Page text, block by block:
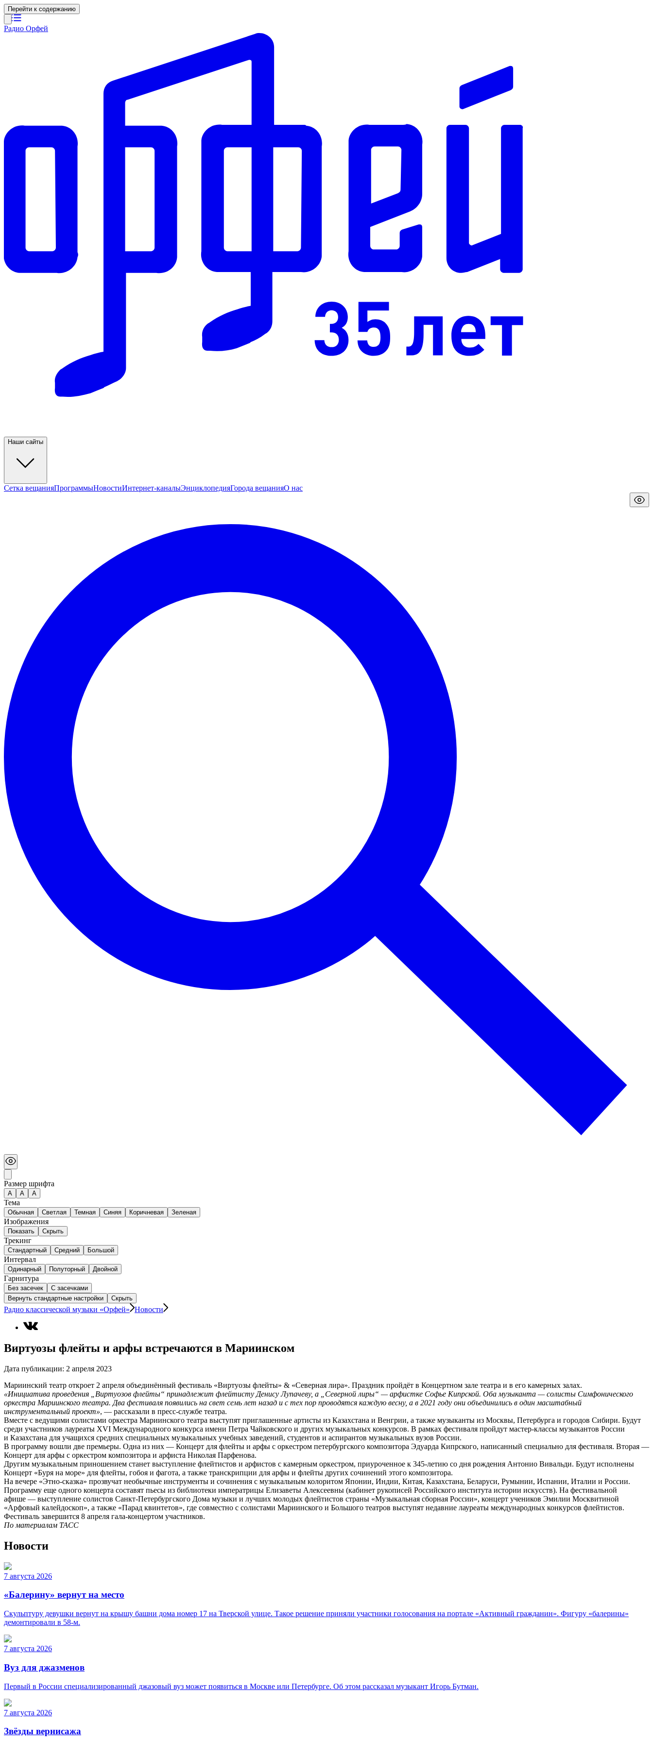
Перейти к содержанию
Радио Орфей
Наши сайты
Сетка вещанияПрограммыНовостиИнтернет-каналыЭнциклопедияГорода вещанияО нас
Размер шрифта
А A A
Тема
Обычная Светлая Темная Синяя Коричневая Зеленая
Изображения
Показать Скрыть
Трекинг
Стандартный Средний Большой
Интервал
Одинарный Полуторный Двойной
Гарнитура
Без засечек
С засечками
Вернуть стандартные настройки
Скрыть
Радио классической музыки «Орфей» Новости
Виртуозы флейты и арфы встречаются в Мариинском
Дата публикации: 2 апреля 2023
Мариинский театр откроет 2 апреля объединённый фестиваль «Виртуозы флейты» & «Северная лира». Праздник пройдёт в Концертном зале театра и в его камерных залах.
«Инициатива проведения „Виртуозов флейты“ принадлежит флейтисту Денису Лупачеву, а „Северной лиры“ — арфистке Софье Кипрской. Оба музыканта — солисты Симфонического
оркестра Мариинского театра. Два фестиваля появились на свет семь лет назад и с тех пор проводятся каждую весну, а в 2021 году они объединились в один масштабный
инструментальный проект», — рассказали в пресс-службе театра.
Вместе с ведущими солистами оркестра Мариинского театра выступят приглашенные артисты из Казахстана и Венгрии, а также музыканты из Москвы, Петербурга и городов Сибири. Будут
среди участников лауреаты XVI Международного конкурса имени Петра Чайковского и других музыкальных конкурсов. В рамках фестиваля пройдут мастер-классы музыкантов России
и Казахстана для учащихся средних специальных музыкальных учебных заведений, студентов и аспирантов музыкальных вузов России.
В программу вошли две премьеры. Одна из них — Концерт для флейты и арфы с оркестром петербургского композитора Эдуарда Кипрского, написанный специально для фестиваля. Вторая —
Концерт для арфы с оркестром композитора и арфиста Николая Парфенова.
Другим музыкальным приношением станет выступление флейтистов и арфистов с камерным оркестром, приуроченное к 345-летию со дня рождения Антонио Вивальди. Будут исполнены
Концерт «Буря на море» для флейты, гобоя и фагота, а также транскрипции для арфы и флейты других сочинений этого композитора.
На вечере «Этно-сказка» прозвучат необычные инструменты и сочинения с музыкальным колоритом Японии, Индии, Китая, Казахстана, Беларуси, Румынии, Испании, Италии и России.
Программу еще одного концерта составят пьесы из библиотеки императрицы Елизаветы Алексеевны (кабинет рукописей Российского института истории искусств). На фестивальной
афише — выступление солистов Санкт-Петербургского Дома музыки и лучших молодых флейтистов страны «Музыкальная сборная России», концерт учеников Эмилии Москвитиной
«Арфовый калейдоскоп», а также «Парад квинтетов», где совместно с солистами Мариинского и Большого театров выступят недавние лауреаты международных конкурсов флейтистов.
Фестиваль завершится 8 апреля гала-концертом участников.
По материалам ТАСС
Новости
7 августа 2026
«Балерину» вернут на место
Скульптуру девушки вернут на крышу башни дома номер 17 на Тверской улице. Такое решение приняли участники голосования на портале «Активный гражданин». Фигуру «балерины»
демонтировали в 58-м.
7 августа 2026
Вуз для джазменов
Первый в России специализированный джазовый вуз может появиться в Москве или Петербурге. Об этом рассказал музыкант Игорь Бутман.
7 августа 2026
Звёзды вернисажа